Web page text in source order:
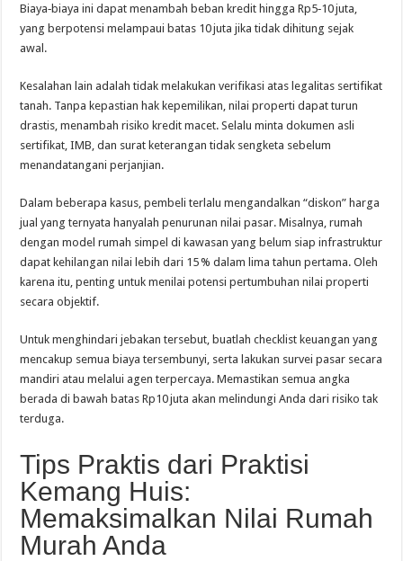
Biaya‑biaya ini dapat menambah beban kredit hingga Rp5‑10 juta,
yang berpotensi melampaui batas 10 juta jika tidak dihitung sejak
awal.
Kesalahan lain adalah tidak melakukan verifikasi atas legalitas sertifikat
tanah. Tanpa kepastian hak kepemilikan, nilai properti dapat turun
drastis, menambah risiko kredit macet. Selalu minta dokumen asli
sertifikat, IMB, dan surat keterangan tidak sengketa sebelum
menandatangani perjanjian.
Dalam beberapa kasus, pembeli terlalu mengandalkan “diskon” harga
jual yang ternyata hanyalah penurunan nilai pasar. Misalnya, rumah
dengan model rumah simpel di kawasan yang belum siap infrastruktur
dapat kehilangan nilai lebih dari 15 % dalam lima tahun pertama. Oleh
karena itu, penting untuk menilai potensi pertumbuhan nilai properti
secara objektif.
Untuk menghindari jebakan tersebut, buatlah checklist keuangan yang
mencakup semua biaya tersembunyi, serta lakukan survei pasar secara
mandiri atau melalui agen terpercaya. Memastikan semua angka
berada di bawah batas Rp10 juta akan melindungi Anda dari risiko tak
terduga.
Tips Praktis dari Praktisi
Kemang Huis:
Memaksimalkan Nilai Rumah
Murah Anda